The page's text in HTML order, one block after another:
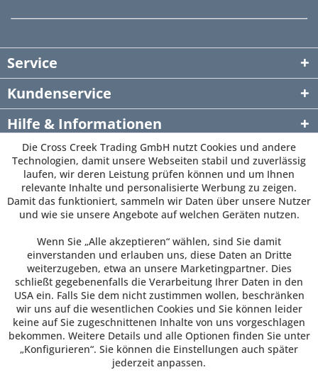
Service
Kundenservice
Hilfe & Informationen
Newsletter
Die Cross Creek Trading GmbH nutzt Cookies und andere
Technologien, damit unsere Webseiten stabil und zuverlässig
laufen, wir deren Leistung prüfen können und um Ihnen
relevante Inhalte und personalisierte Werbung zu zeigen.
Damit das funktioniert, sammeln wir Daten über unsere Nutzer
und wie sie unsere Angebote auf welchen Geräten nutzen.
Wenn Sie „Alle akzeptieren“ wählen, sind Sie damit
einverstanden und erlauben uns, diese Daten an Dritte
weiterzugeben, etwa an unsere Marketingpartner. Dies
schließt gegebenenfalls die Verarbeitung Ihrer Daten in den
USA ein. Falls Sie dem nicht zustimmen wollen, beschränken
wir uns auf die wesentlichen Cookies und Sie können leider
keine auf Sie zugeschnittenen Inhalte von uns vorgeschlagen
bekommen. Weitere Details und alle Optionen finden Sie unter
„Konfigurieren“. Sie können die Einstellungen auch später
jederzeit anpassen.